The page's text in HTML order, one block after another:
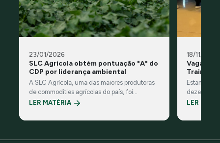
23/01/2026
SLC Agrícola obtém pontuação "A" do
CDP por liderança ambiental
A SLC Agrícola, uma das maiores produtoras
de commodities agrícolas do país, foi
reconhecida pelo CDP, organização
LER MATÉRIA
18/11/2025
Vagas
Trainee
Estamos
LER